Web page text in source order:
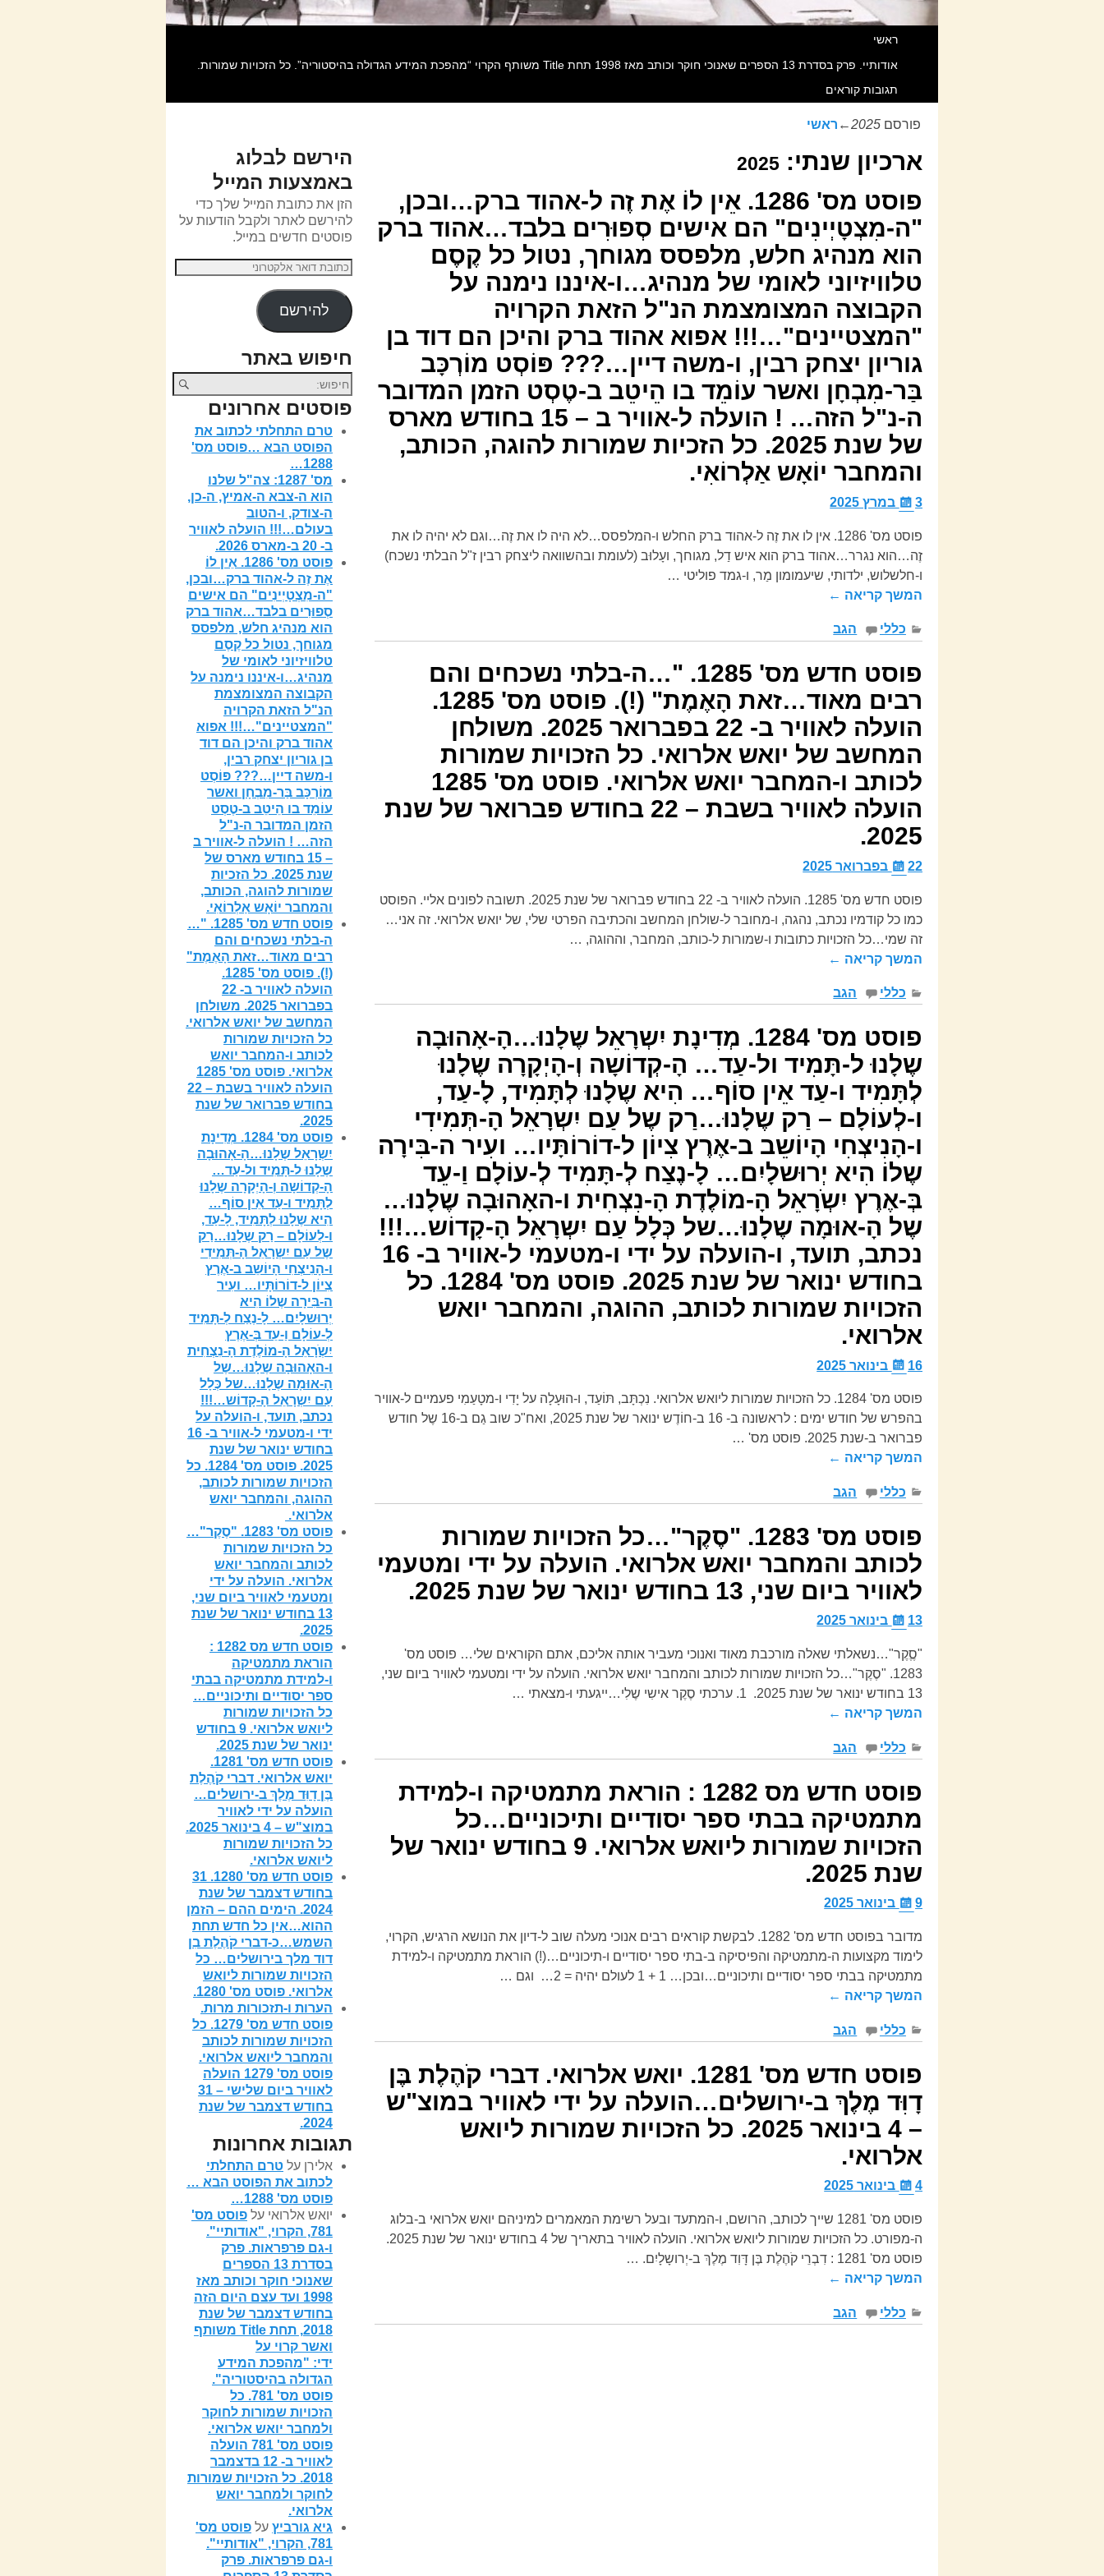
ראשי
אודותיי. פרק בסדרת 13 הספרים שאנוכי חוקר וכותב מאז 1998 תחת Title משותף הקרוי “מהפכת המידע הגדולה בהיסטוריה”. כל הזכויות שמורות.
תגובות קוראים
פורסם 2025
← ראשי
ארכיון שנתי: 2025
פוסט מס' 1286. אֵין לוֹ אֶת זֶה ל-אהוד ברק…ובכן,
"ה-מִצְטָיְינִים" הם אישים סְפוּרִים בלבד…אהוד ברק
הוא מנהיג חלש, מלפסס מגוחך, נטול כל קֶסֶם
טלוויזיוני לאומי של מנהיג…ו-איננו נימנה על
הקבוצה המצומצמת הנ"ל הזאת הקרויה
"המצטיינים"…!!! אפוא אהוד ברק והיכן הם דוד בן
גוריון יצחק רבין, ו-משה דיין…??? פּוֹסְט מוֹרְכָּב
בַּר-מִבְחָן ואשר עוֹמֵד בו הֵיטֵב ב-טֶסְט הזמן המדובר
ה-נ"ל הזה… ! הועלה ל-אוויר ב – 15 בחודש מארס
של שנת 2025. כל הזכיות שמורות להוגה, הכותב,
והמחבר יוֹאָש אַלְרוֹאִי.
3 במרץ 2025
פוסט מס' 1286. אין לו את זֶה ל-אהוד ברק החלש ו-המלפסס…לא היה לו את זֶה…וגם לא יהיה לו את
זֶה…הוא נגרר…אהוד ברק הוא איש דַל, מגוחך, ועָלוּב (לעומת ובהשוואה ליצחק רבין ז"ל הבלתי נשכח)
ו-חלשלוש, ילדותי, שיעמומון מַר, ו-גמד פוליטי …
המשך קריאה ←
כללי הגב
פוסט חדש מס' 1285. "…ה-בלתי נשכחים והם
רבים מאוד…זאת הָאֶמֶת" (!). פוסט מס' 1285.
הועלה לאוויר ב- 22 בפברואר 2025. משולחן
המחשב של יואש אלרואי. כל הזכויות שמורות
לכותב ו-המחבר יואש אלרואי. פוסט מס' 1285
הועלה לאוויר בשבת – 22 בחודש פברואר של שנת
2025.
22 בפברואר 2025
פוסט חדש מס' 1285. הועלה לאוויר ב- 22 בחודש פברואר של שנת 2025. תשובה לפונים אליי. הפוסט
כמו כל קודמיו נכתב, נהגה, ו-מחובר ל-שולחן המחשב והכתיבה הפרטי שלי, של יואש אלרואי. זה אני…
זה שמי…כל הזכויות כתובות ו-שמורות ל-כותב, המחבר, וההוגה, …
המשך קריאה ←
כללי הגב
פוסט מס' 1284. מְדִינָת יִשְרָאֵל שֶלָנוּ…הָ-אָהוּבָה
שֶלָנוּ ל-תָּמִיד ול-עַד… הָ-קְדוֹשָה וְ-הָיְקָרָה שֶלָנוּ
לְתָּמִיד ו-עַד אֵין סוֹף… הִיא שֶלָנוּ לְתָּמִיד, לָ-עַד,
ו-לְעוֹלָם – רַק שֶלָנוּ…רַק שֶל עַם יִשְרָאֵל הָ-תְּמִידִי
ו-הָנִיצְחִי הָיוֹשֵב ב-אֶרֶץ צִיוֹן ל-דוֹרוֹתָּיו… ועִיר ה-בִּירָה
שֶלוֹ הִיא יְרוּשלָיִם… לָ-נֶצַח לְ-תָּמִיד לְ-עוֹלָם וַ-עֵד
בְּ-אֶרֶץ יִשְֹרָאֵל הָ-מוֹלֶדֶת הָ-נִצְחִית ו-האָהוּבָה שֶלָנוּ…
שֶל הָ-אוּמָה שֶלָנוּ…של כְּלָל עַם יִשְרָאֵל הָ-קָדוֹש…!!!
נכתב, תועד, ו-הועלה על ידי ו-מטעמי ל-אוויר ב- 16
בחודש ינואר של שנת 2025. פוסט מס' 1284. כל
הזכויות שמורות לכותב, ההוגה, והמחבר יואש
אלרואי.
16 בינואר 2025
פוסט מס' 1284. כל הזכויות שמורות ליואש אלרואי. נִכְתָּב, תּוֹעַד, ו-הוּעָלָה על יָדִי ו-מטָעַמִי פעמיים ל-אוויר
בהפרש של חודש ימים : לראשונה ב- 16 ב-חוֹדֶש ינואר של שנת 2025, ואח"כ שוב גַם ב-16 שֶל חודש
פברואר ב-שנת 2025. פוסט מס'
…
המשך קריאה ←
כללי הגב
פוסט מס' 1283. "סֶקֶר"…כל הזכויות שמורות
לכותב והמחבר יואש אלרואי. הועלה על ידי ומטעמי
לאוויר ביום שני, 13 בחודש ינואר של שנת 2025.
13 בינואר 2025
"סֶֶקֶר"…נשאלתי שאלה מורכבת מאוד ואנוכי מעביר אותה אליכם, אתם הקוראים שלי… פוסט מס'
1283. "סֶקֶר"…כל הזכויות שמורות לכותב והמחבר יואש אלרואי. הועלה על ידי ומטעמי לאוויר ביום שני,
13 בחודש ינואר של שנת 2025. 1. ערכתי סֶקֶר אישִי שֶלִי…ייגעתי וּ-מצאתי
…
המשך קריאה ←
כללי הגב
פוסט חדש מס 1282 : הוראת מתמטיקה ו-למידת
מתמטיקה בבתי ספר יסודיים ותיכוניים…כל
הזכויות שמורות ליואש אלרואי. 9 בחודש ינואר של
שנת 2025.
9 בינואר 2025
מדובר בפוסט חדש מס' 1282. לבקשת קוראים רבים אנוכי מעלה שוב ל-דיון את הנושא הרגיש, הקרוי,
לימוד מקצועות ה-מתמטיקה והפיסיקה ב-בתי ספר יסודיים ו-תיכוניים…(!) הוראת מתמטיקה ו-למידת
מתמטיקה בבתי ספר יסודיים ותיכוניים…ובכן… 1 + 1 לעולם יהיה = 2… וגם
…
המשך קריאה ←
כללי הגב
פוסט חדש מס' 1281. יואש אלרואי. דברי קֹהֶלֶת בֶּן
דָוִּד מֶלֶךְ ב-ירושלים…הועלה על ידי לאוויר במוצ"ש
– 4 בינואר 2025. כל הזכויות שמורות ליואש
אלרואי.
4 בינואר 2025
פוסט מס' 1281 שייך לכותב, הרושם, ו-המתעד ובעל רשימת המאמרים למיניהם יואש אלרואי ב-בלוג
ה-מפורט. כל הזכויות שמורות ליואש אלרואי. הועלה לאוויר בתאריך של 4 בחודש ינואר של שנת 2025.
פוסט מס' 1281 : דִבְרֵי קֹהֶלֶת בֶּן דָּוִד מֶלֶךְ ב-יְרושָלָיִם.
…
המשך קריאה ←
כללי הגב
הירשם לבלוג
באמצעות המייל
הזן את כתובת המייל שלך כדי
להירשם לאתר ולקבל הודעות על
פוסטים חדשים במייל.
להירשם
חיפוש באתר
פוסטים אחרונים
טרם התחלתי לכתוב את
הפוסט הבא …פוסט מס'
1288…
מס' 1287: צה"ל שלנו
הוא ה-צבא ה-אמיץ, ה-כן,
ה-צודק, ו-הטוב
בעולם…!!! הועלה לאוויר
ב- 20 ב-מארס 2026.
פוסט מס' 1286. אֵין לוֹ
אֶת זֶה ל-אהוד ברק…ובכן,
"ה-מִצְטָיְינִים" הם אישים
סְפוּרִים בלבד…אהוד ברק
הוא מנהיג חלש, מלפסס
מגוחך, נטול כל קֶסֶם
טלוויזיוני לאומי של
מנהיג…ו-איננו נימנה על
הקבוצה המצומצמת
הנ"ל הזאת הקרויה
"המצטיינים"…!!! אפוא
אהוד ברק והיכן הם דוד
בן גוריון יצחק רבין,
ו-משה דיין…??? פּוֹסְט
מוֹרְכָּב בַּר-מִבְחָן ואשר
עוֹמֵד בו הֵיטֵב ב-טֶסְט
הזמן המדובר ה-נ"ל
הזה… ! הועלה ל-אוויר ב
– 15 בחודש מארס של
שנת 2025. כל הזכיות
שמורות להוגה, הכותב,
והמחבר יוֹאָש אַלְרוֹאִי.
פוסט חדש מס' 1285. "…
ה-בלתי נשכחים והם
רבים מאוד…זאת הָאֶמֶת"
(!). פוסט מס' 1285.
הועלה לאוויר ב- 22
בפברואר 2025. משולחן
המחשב של יואש אלרואי.
כל הזכויות שמורות
לכותב ו-המחבר יואש
אלרואי. פוסט מס' 1285
הועלה לאוויר בשבת – 22
בחודש פברואר של שנת
2025.
פוסט מס' 1284. מְדִינָת
יִשְרָאֵל שֶלָנוּ…הָ-אָהוּבָה
שֶלָנוּ ל-תָּמִיד ול-עַד…
הָ-קְדוֹשָה וְ-הָיְקָרָה שֶלָנוּ
לְתָּמִיד ו-עַד אֵין סוֹף…
הִיא שֶלָנוּ לְתָּמִיד, לָ-עַד,
ו-לְעוֹלָם – רַק שֶלָנוּ…רַק
שֶל עַם יִשְרָאֵל הָ-תְּמִידִי
ו-הָנִיצְחִי הָיוֹשֵב ב-אֶרֶץ
צִיוֹן ל-דוֹרוֹתָּיו… ועִיר
ה-בִּירָה שֶלוֹ הִיא
יְרוּשלָיִם… לָ-נֶצַח לְ-תָּמִיד
לְ-עוֹלָם וַ-עֵד בְּ-אֶרֶץ
יִשְֹרָאֵל הָ-מוֹלֶדֶת הָ-נִצְחִית
ו-האָהוּבָה שֶלָנוּ…שֶל
הָ-אוּמָה שֶלָנוּ…של כְּלָל
עַם יִשְרָאֵל הָ-קָדוֹש…!!!
נכתב, תועד, ו-הועלה על
ידי ו-מטעמי ל-אוויר ב- 16
בחודש ינואר של שנת
2025. פוסט מס' 1284. כל
הזכויות שמורות לכותב,
ההוגה, והמחבר יואש
אלרואי.
פוסט מס' 1283. "סֶקֶר"…
כל הזכויות שמורות
לכותב והמחבר יואש
אלרואי. הועלה על ידי
ומטעמי לאוויר ביום שני,
13 בחודש ינואר של שנת
2025.
פוסט חדש מס 1282 :
הוראת מתמטיקה
ו-למידת מתמטיקה בבתי
ספר יסודיים ותיכוניים…
כל הזכויות שמורות
ליואש אלרואי. 9 בחודש
ינואר של שנת 2025.
פוסט חדש מס' 1281.
יואש אלרואי. דברי קֹהֶלֶת
בֶּן דָוִּד מֶלֶךְ ב-ירושלים…
הועלה על ידי לאוויר
במוצ"ש – 4 בינואר 2025.
כל הזכויות שמורות
ליואש אלרואי.
פוסט חדש מס' 1280. 31
בחודש דצמבר של שנת
2024. הימים ההם – הזמן
ההוא…אין כל חדש תחת
השמש…כ-דברי קֹהֶלֶת בִן
דוד מלך בירושלים… כל
הזכויות שמורות ליואש
אלרואי. פוסט מס' 1280.
הערות ו-תזכורות מרות.
פוסט חדש מס' 1279. כל
הזכויות שמורות לכותב
והמחבר ליואש אלרואי.
פוסט מס' 1279 הועלה
לאוויר ביום שלישי – 31
בחודש דצמבר של שנת
2024.
תגובות אחרונות
אלירן על טרם התחלתי
לכתוב את הפוסט הבא …
פוסט מס' 1288…
יואש אלרואי על פוסט מס'
781, הקרוי, "אודותיי".
ו-גם פרפראות. פרק
בסדרת 13 הספרים
שאנוכי חוקר וכותב מאז
1998 ועד עצם היום הזה
בחודש דצמבר של שנת
2018, תחת Title משותף
ואשר קרוי על
ידי: "מהפכת המידע
הגדולה בהיסטוריה".
פוסט מס' 781. כל
הזכויות שמורות לחוקר
ולמחבר יואש אלרואי.
פוסט מס' 781 הועלה
לאוויר ב- 12 בדצמבר
2018. כל הזכויות שמורות
לחוקר ולמחבר יואש
אלרואי.
גיא גורביץ על פוסט מס'
781, הקרוי, "אודותיי".
ו-גם פרפראות. פרק